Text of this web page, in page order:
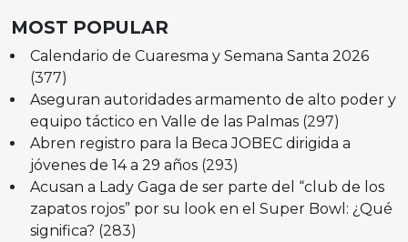
MOST POPULAR
Calendario de Cuaresma y Semana Santa 2026
(377)
Aseguran autoridades armamento de alto poder y
equipo táctico en Valle de las Palmas (297)
Abren registro para la Beca JOBEC dirigida a
jóvenes de 14 a 29 años (293)
Acusan a Lady Gaga de ser parte del “club de los
zapatos rojos” por su look en el Super Bowl: ¿Qué
significa? (283)